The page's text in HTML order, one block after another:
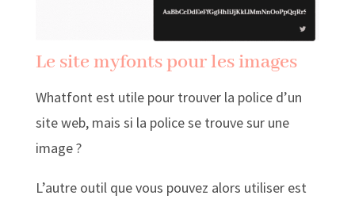
Le site myfonts pour les images
Whatfont est utile pour trouver la police d’un
site web, mais si la police se trouve sur une
image ?
L’autre outil que vous pouvez alors utiliser est